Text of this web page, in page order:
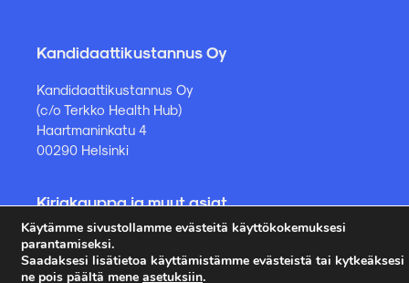
Kandidaattikustannus Oy
Kandidaattikustannus Oy
(c/o Terkko Health Hub)
Haartmaninkatu 4
00290 Helsinki
Kirjakauppa ja muut asiat
kauppa@kandidaattikustannus.fi
puh. +358 45 885 8958
Käytämme sivustollamme evästeitä käyttökokemuksesi
parantamiseksi.
Saadaksesi lisätietoa käyttämistämme evästeistä tai kytkeäksesi
ne pois päältä mene asetuksiin.